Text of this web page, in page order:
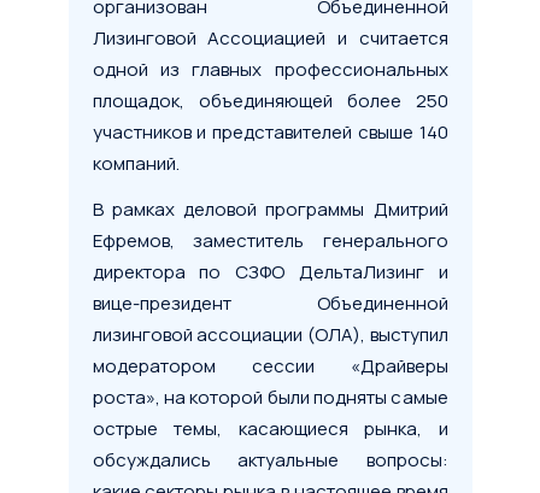
организован Объединенной
Лизинговой Ассоциацией и считается
одной из главных профессиональных
площадок, объединяющей более 250
участников и представителей свыше 140
компаний.
В рамках деловой программы Дмитрий
Ефремов, заместитель генерального
директора по СЗФО ДельтаЛизинг и
вице-президент Объединенной
лизинговой ассоциации (ОЛА), выступил
модератором сессии «Драйверы
роста», на которой были подняты самые
острые темы, касающиеся рынка, и
обсуждались актуальные вопросы: